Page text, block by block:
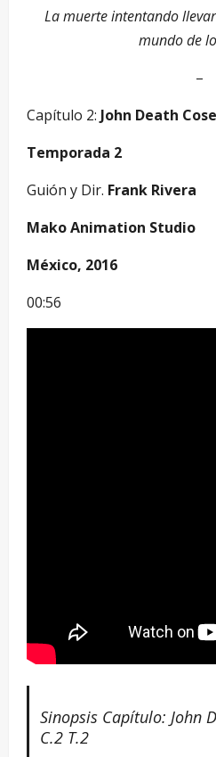
La muerte intentando
mundo de
–
Capítulo 2: John Death
Temporada 2
Guión y Dir. Frank Rivera
Mako Animation Studio
México, 2016
00:56
Sinopsis Capítulo: John
C.2 T.2